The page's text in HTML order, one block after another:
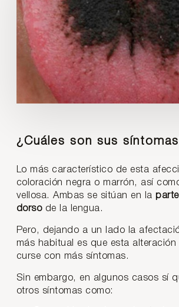
¿Cuáles son sus
Lo más característico de esta
coloración negra o marrón, así
vellosa. Ambas se sitúan en la
dorsode la lengua.
Pero, dejando a un lado la
más habitual es que esta alteración
curse con más síntomas.
Sin embargo, en algunos casos sí
otros síntomas como: